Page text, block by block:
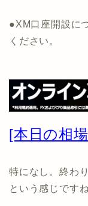
●XM口座開設に
ください。
[本日の相
特になし。終わり
という感じです